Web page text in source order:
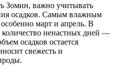
Зомин, важно учитывать
осадков. Самым влажным
особенно март и апрель. В
количество ненастных дней —
осадков остается
свежесть и